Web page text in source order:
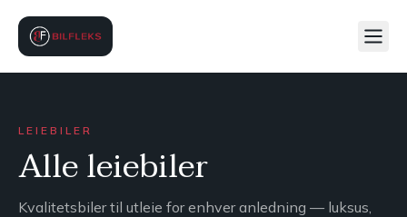
LEIEBILER
Alle leiebiler
Kvalitetsbiler til utleie for enhver anledning — luksus,